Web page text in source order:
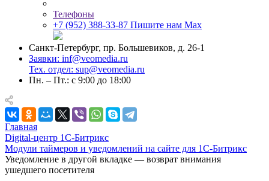
Телефоны
+7 (952) 388-33-87 Пишите нам Max
Санкт-Петербург, пр. Большевиков, д. 26-1
Заявки: inf@veomedia.ru
Тех. отдел: sup@veomedia.ru
Пн. – Пт.: с 9:00 до 18:00
Главная
Digital‑центр 1С‑Битрикс
Модули таймеров и уведомлений на сайте для 1С-Битрикс
Уведомление в другой вкладке — возврат внимания
ушедшего посетителя